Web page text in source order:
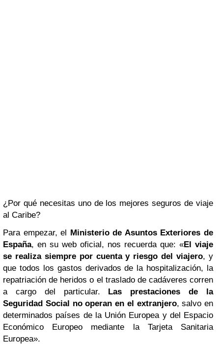
¿Por qué necesitas uno de los mejores seguros de viaje
al Caribe?
Para empezar, el Ministerio de Asuntos Exteriores de
España, en su web oficial, nos recuerda que: «El viaje
se realiza siempre por cuenta y riesgo del viajero, y
que todos los gastos derivados de la hospitalización, la
repatriación de heridos o el traslado de cadáveres corren
a cargo del particular. Las prestaciones de la
Seguridad Social no operan en el extranjero, salvo en
determinados países de la Unión Europea y del Espacio
Económico Europeo mediante la Tarjeta Sanitaria
Europea».